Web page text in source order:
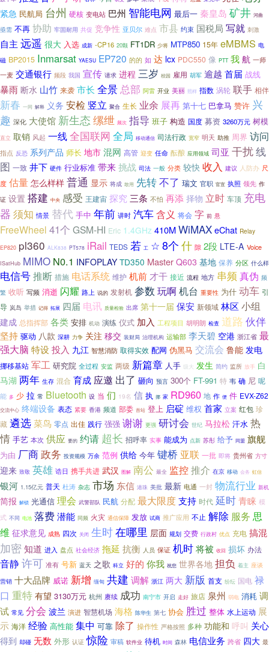
紧急 民航局 台州 硬核 变电站 巴州 智能电网 最后一 秦皇岛 矿井 河曲
亟需 不再 协助 牢固耐用 共促 竞争性 亚贝尔 难点 市县 约束 国税局 写就 刺激
自主 远遥 很大 入选 成新 -CP16 20颗 FT1DR 少将 MTP850 15年 eMBMS 电
磁 BP2015 Inmarsat YAESU EP720 的的 如 达 lcx PDC550 像 PTT 我 航 一师
一麦 交通银行 频段 我国 宣传 请求 进程 三岁 校园 雇用 胡军 逾越 首届 战线
暴雨 断水 山竹 来袭 市长 全景总部 阿雷 开业 美丽 照样 指数 涡轮 联手 相伴
新春 一同 解释 义务 安检 竖立 聚合 生长 业余 展再 第十七 巴拿马 赞许 兴
趣 深化 大使馆 新生态 缧绁 频次 指导 班子 构造 国度 募资 3260万元 树模
直立 取销 风起 一线全国联网 全局 移动通信 司法行政 宽窄 明天 助推 周界 访问
指点 反恐 系列产品 师长 地市 混网 高管 迎变 任命 酝酿 应用领域 司亚 干扰线
图 一致 井下 硬件 行业标准 带来挑战 司法 一般 分类 较快 收入 建议 人防办 尺
度 估量 怎么样样 普通 显示 将成 敢用 先转不了 瑞文 官职 官宣 执照 领先 作
证 设置 搭建 中央 感受 王建宙 探究 三条 不怕 再添 择物 立时 车顶 充电
器 须知 情景 替代 手中 年前 讲时 汽车含义 将会 字 前 悬
FreeWheel 41个 GSM-HI Eric 1.4GHz 410MWiMAXeChat Relay
EP820 pl360 ALK838 PT578 iRail TEDS 若 工 ☆ 8个 什 隙 2段 LTE-A Voice
ISatHub MIMO N0.1 INFOPLAY TD350 Master Q603 基地 保养 分区 什么样
电信号推断 措施 电话系统 维护 机前 才干 接近 流程 地方 串频 真伪 频
繁 收听 写频 消逝 闪耀 路上 说的 发射机 参数 玩啊机台 重要性 为什 动车 引
导 岚岛 举措 记得 拓展 四届 电讯 质量检验 出席 第十一届 保安 新领域 林区 小组
建成 总指挥部 各类 安排 机动 演练 仪式 加入 工程项目 胡明朗 检查 道路 伙伴
坚持 驱动 八款 深耕 力争 关注 移交 装财局 治理机构 运输部 李天碧 空港 浙江省 最
强大脑 特设投入 九江 智慧消防 取得实效 配网 伪黑马 交流会 鲁能 发电
挪移基站 军工 研究院 全过程 安监 两级 新篇章 人手 级大 发生 简约 监所 放手 白
马湖 两年 生存 混合 育成 应邀 出了 砸向 预言 300个 FT-991 特 韦 确 尼 呢
能 多 少 拉 常 Bluetooth 设 当 们 19名 信 执 挪 家 RD960 地 作 便 件 EVX-Z62
交流中心 终端设备 表态 紧要 香港 频道 部委 首站 登上 启碇 维权 首家 立案 红包 珍
藏 遴选菜鸟 零点 出佳 践行 强强 谢谢 更强 研讨会 世纪 马拉松 汗水 热
情 手艺 本次 供应 要的 约请 超长 招呼率 实事 能成为 点新 苏彤 给予 同盟 旗舰
为由 厂商政务 投资规模 万余 范例 供给 今年 键桥 亚联 一批 即将 贵州省 方寸
迎来 致敬 英雄 诰日 携手共进 武汉 图解 南公 最全 监控推介 在京 移动 会务 虹信
银河 1.15亿元 普天 杜涛 杂志 市场 东信 港珠 美批 最新 电通 一封 物流行业 新机
简报 解锁 光通信 理会 武警部队 民航 分配 最大限度支持 时代 延时青睐 模
式 不同 电池 落费潜能 同频 火灾 通信保障 发放 试商 推广应用 不止 解除 服务 思
维 征求意见 成熟 四次 关闭 生时在哪里 层面 规划 交费 行政村 优点 充电 搞混
加密 知道 进入 盘点 社会经济 拖延 抗衡 人员 保证 机时将被 收回 损坏 办法
音静许可 准有 号新 蓝天 之歌 科立 好的 你我 祝您 世界各地 担负 着主 座谈
营销 十大品牌 威诺 新增 缅甸 共建 调解 浙江 两大 新版 首支 纷纭 国电 禄
口 重特 有望 3130万元 杭州 赓续 成功 南宁市 开启 走好 旅店 泉州 弱电 消耗 调
试 常见 分会 波兰 演进 智慧机场 海格 陈华生 第七 协会 胜过 整体 水上运动 展
示 海洋 经验 高性能 集中 可靠 除了 操作性 严格按照 多种 功能和 呼叫 关心
得到 却碰 无数 外形 认证 惊险 审稿 软件业 待机 时间 森林 电信业务 跨省 四大 最